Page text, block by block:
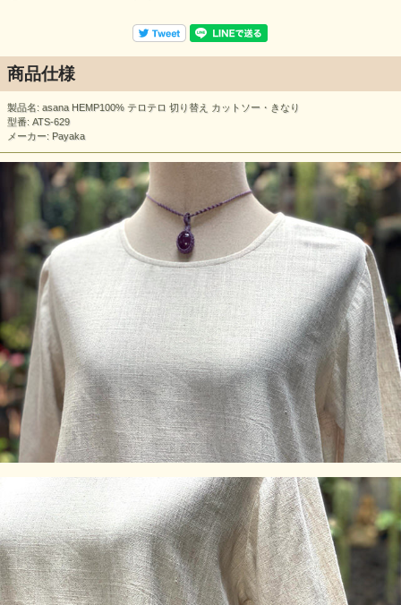
商品仕様
製品名: asana HEMP100% テロテロ 切り替え カットソー・きなり
型番: ATS-629
メーカー: Payaka